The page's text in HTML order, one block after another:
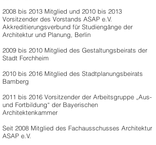
2008 bis 2013 Mitglied und 2010 bis 2013
Vorsitzender des Vorstands ASAP e.V.
Akkreditierungsverbund für Studiengänge der
Architektur und Planung, Berlin
2009 bis 2010 Mitglied des Gestaltungsbeirats der
Stadt Forchheim
2010 bis 2016 Mitglied des Stadtplanungsbeirats
Bamberg
2011 bis 2016 Vorsitzender der Arbeitsgruppe „Aus-
und Fortbildung“ der Bayerischen
Architektenkammer
Seit 2008 Mitglied des Fachausschusses Architektur
ASAP e.V.